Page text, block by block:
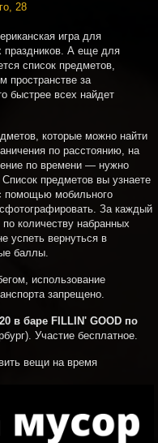
28
игра для
праздников. А еще для
список предметов,
пространстве за
быстрее всех найдет
которые можно найти
по расстоянию, на
по времени — нужно
предметов вы узнаете
помощью мобильного
За каждый
количеству набранных
успеть вернуться в
баллы.
использование
запрещено.
в баре FILLIN' GOOD по
Участие бесплатное.
вещи на время